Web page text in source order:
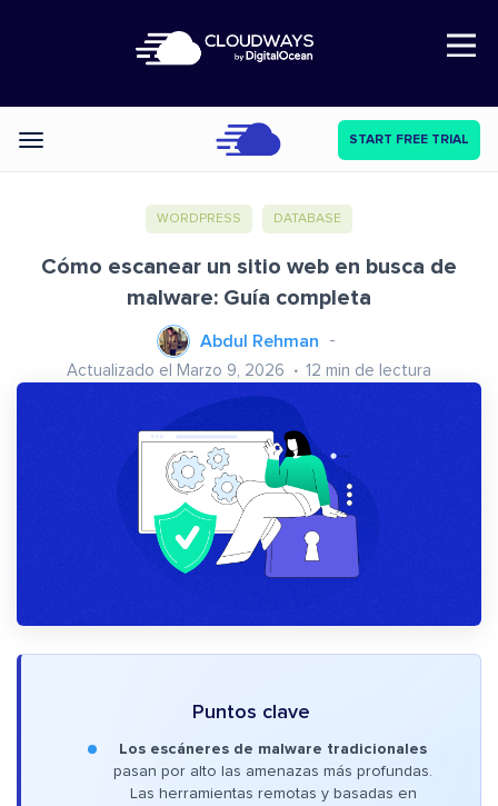
Open Nav
Categories START FREE TRIAL
WORDPRESS DATABASE
Cómo escanear un sitio web en busca de
malware: Guía completa
Abdul Rehman
Actualizado el Marzo 9, 2026 12 min de lectura
Puntos clave
Los escáneres de malware tradicionales
pasan por alto las amenazas más profundas.
Las herramientas remotas y basadas en